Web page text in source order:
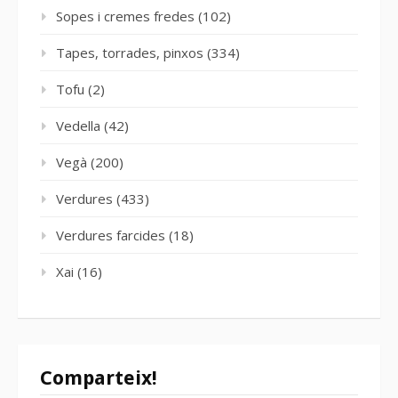
Sopes i cremes fredes (102)
Tapes, torrades, pinxos (334)
Tofu (2)
Vedella (42)
Vegà (200)
Verdures (433)
Verdures farcides (18)
Xai (16)
Comparteix!